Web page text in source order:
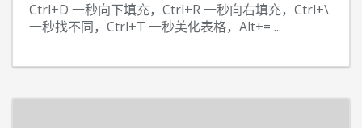
Ctrl+D 一秒向下填充，Ctrl+R 一秒向右填充，Ctrl+\
一秒找不同，Ctrl+T 一秒美化表格，Alt+= ...